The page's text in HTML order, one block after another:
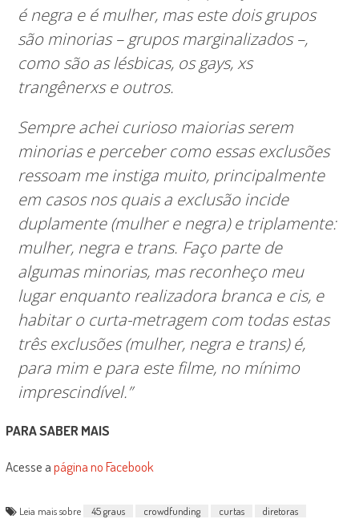
é negra e é mulher, mas este dois grupos
são minorias – grupos marginalizados –,
como são as lésbicas, os gays, xs
trangênerxs e outros.
Sempre achei curioso maiorias serem
minorias e perceber como essas exclusões
ressoam me instiga muito, principalmente
em casos nos quais a exclusão incide
duplamente (mulher e negra) e triplamente:
mulher, negra e trans. Faço parte de
algumas minorias, mas reconheço meu
lugar enquanto realizadora branca e cis, e
habitar o curta-metragem com todas estas
três exclusões (mulher, negra e trans) é,
para mim e para este filme, no mínimo
imprescindível.”
PARA SABER MAIS
Acesse apágina no Facebook
Leia mais sobre 45 graus crowdfunding curtas
diretoras